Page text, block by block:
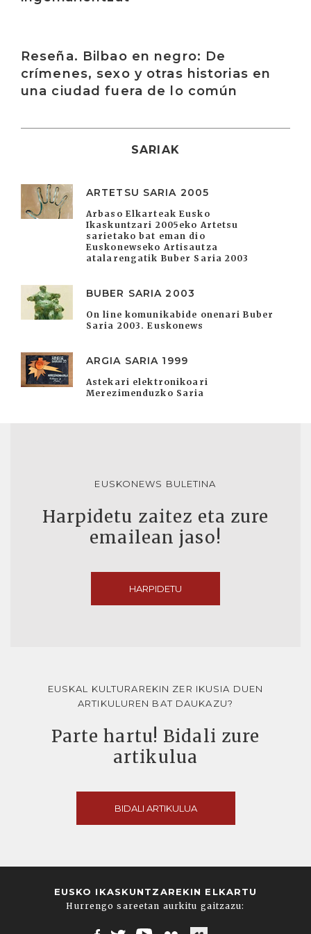
Reseña. Bilbao en negro: De
crímenes, sexo y otras historias en
una ciudad fuera de lo común
SARIAK
ARTETSU SARIA 2005
Arbaso Elkarteak Eusko
Ikaskuntzari 2005eko Artetsu
sarietako bat eman dio
Euskonewseko Artisautza
atalarengatik Buber Saria 2003
BUBER SARIA 2003
On line komunikabide onenari Buber
Saria 2003. Euskonews
ARGIA SARIA 1999
Astekari elektronikoari
Merezimenduzko Saria
EUSKONEWS BULETINA
Harpidetu zaitez eta zure
emailean jaso!
HARPIDETU
EUSKAL KULTURAREKIN ZER IKUSIA DUEN
ARTIKULUREN BAT DAUKAZU?
Parte hartu! Bidali zure
artikulua
BIDALI ARTIKULUA
EUSKO IKASKUNTZAREKIN ELKARTU
Hurrengo sareetan aurkitu gaitzazu: